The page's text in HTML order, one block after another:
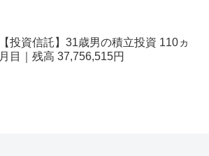
【投資信託】31歳男の積立投資 110ヵ
月目｜残高 37,756,515円